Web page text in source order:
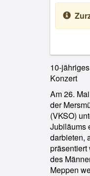
10-
Konzert
Am 26.
der
(VKSO)
Jubiläums
darbieten,
präsentiert
des
Meppen